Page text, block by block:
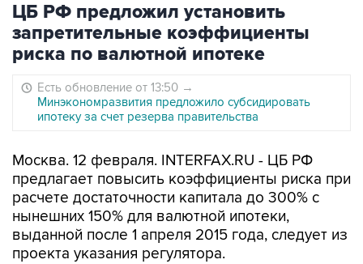
ЦБ РФ предложил установить
запретительные коэффициенты
риска по валютной ипотеке
Есть обновление от 13:50 →
Минэкономразвития предложило субсидировать
ипотеку за счет резерва правительства
Москва. 12 февраля. INTERFAX.RU - ЦБ РФ
предлагает повысить коэффициенты риска при
расчете достаточности капитала до 300% с
нынешних 150% для валютной ипотеки,
выданной после 1 апреля 2015 года, следует из
проекта указания регулятора.